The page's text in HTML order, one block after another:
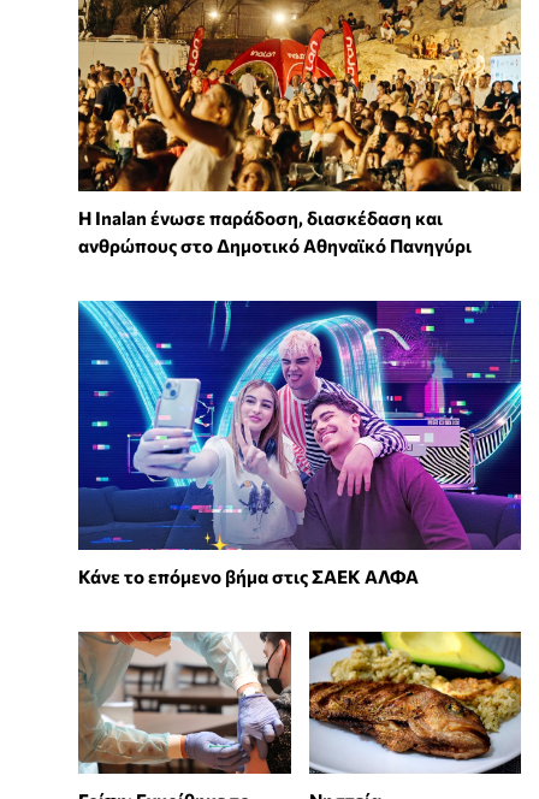
Η Inalan ένωσε παράδοση, διασκέδαση και
ανθρώπους στο Δημοτικό Αθηναϊκό Πανηγύρι
Κάνε το επόμενο βήμα στις ΣΑΕΚ ΑΛΦΑ